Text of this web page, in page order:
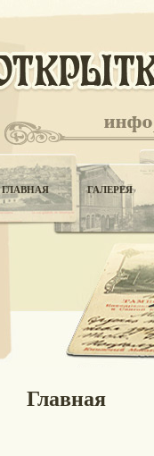
ГЛАВНАЯ ГАЛЕРЕЯ
Главная